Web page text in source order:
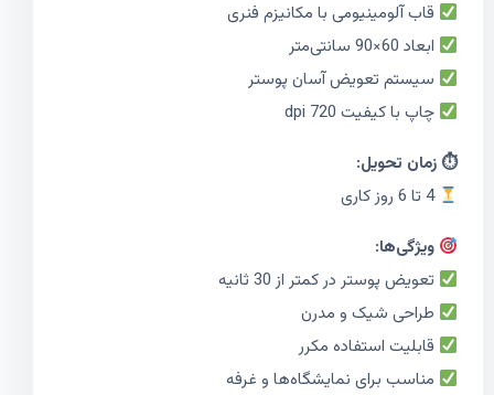
قاب آلومینیومی با مکانیزم فنری
ابعاد 60×90 سانتی‌متر
سیستم تعویض آسان پوستر
چاپ با کیفیت 720 dpi
⏱ زمان تحویل:
4 تا 6 روز کاری
ویژگی‌ها:
تعویض پوستر در کمتر از 30 ثانیه
طراحی شیک و مدرن
قابلیت استفاده مکرر
مناسب برای نمایشگاه‌ها و غرفه‌